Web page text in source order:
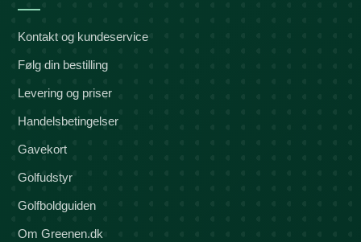
Kontakt og kundeservice
Følg din bestilling
Levering og priser
Handelsbetingelser
Gavekort
Golfudstyr
Golfboldguiden
Om Greenen.dk